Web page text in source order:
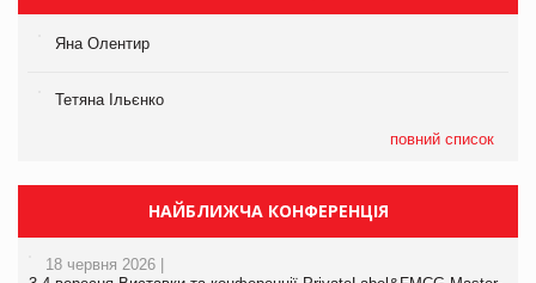
Яна Олентир
Тетяна Ільєнко
повний список
НАЙБЛИЖЧА КОНФЕРЕНЦІЯ
18 червня 2026 |